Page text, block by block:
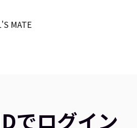
MATE
でログイン